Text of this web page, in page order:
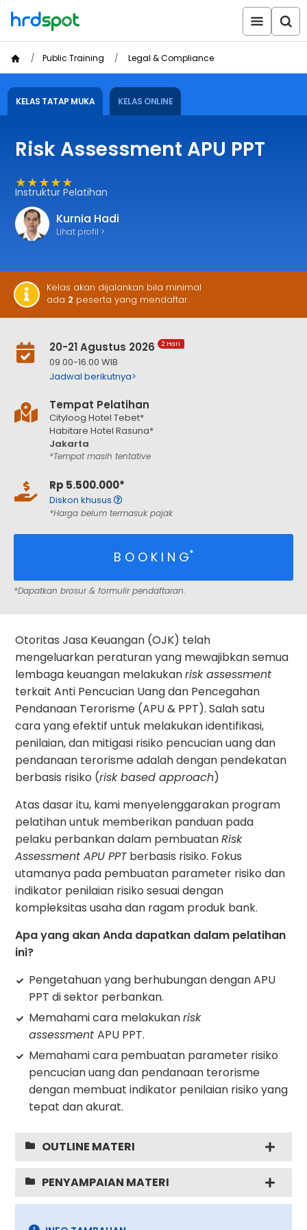
Public Training Legal & Compliance
KELAS TATAP MUKA KELAS ONLINE
Risk Assessment APU PPT
★★★★★
Instruktur Pelatihan
Kurnia Hadi
Lihat profil >
Kelas akan dijalankan bila minimal
ada 2 peserta yang mendaftar.
20-21 Agustus 2026 2 Hari
09.00-16.00 WIB
Jadwal berikutnya>
Tempat Pelatihan
Cityloog Hotel Tebet*
Habitare Hotel Rasuna*
Jakarta
*Tempat masih tentative
Rp 5.500.000*
Diskon khusus
*Harga belum termasuk pajak
B O O K I N G*
*Dapatkan brosur & formulir pendaftaran.
Otoritas Jasa Keuangan (OJK) telah
mengeluarkan peraturan yang mewajibkan semua
lembaga keuangan melakukanrisk assessment
terkait Anti Pencucian Uang dan Pencegahan
Pendanaan Terorisme (APU & PPT). Salah satu
cara yang efektif untuk melakukan identifikasi,
penilaian, dan mitigasi risiko pencucian uang dan
pendanaan terorisme adalah dengan pendekatan
berbasis risiko (risk based approach)
Atas dasar itu, kami menyelenggarakan program
pelatihan untuk memberikan panduan pada
pelaku perbankan dalam pembuatanRisk
Assessment APU PPTberbasis risiko. Fokus
utamanya pada pembuatan parameter risiko dan
indikator penilaian risiko sesuai dengan
kompleksitas usaha dan ragam produk bank.
Apa yang akan Anda dapatkan dalam pelatihan
ini?
Pengetahuan yang berhubungan dengan APU
PPT di sektor perbankan.
Memahami cara melakukanrisk
assessmentAPU PPT.
Memahami cara pembuatan parameter risiko
pencucian uang dan pendanaan terorisme
dengan membuat indikator penilaian risiko yang
tepat dan akurat.
OUTLINE MATERI
PENYAMPAIAN MATERI